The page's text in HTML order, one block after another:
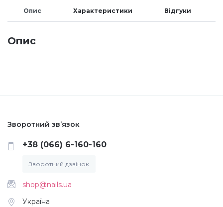
Меланж (цукровий ефект)
Інші прикраси
Фарби для розпису
Опис Характеристики Відгуки
Опис
Зворотний зв’язок
+38 (066) 6-160-160
Зворотний дзвінок
shop@nails.ua
Україна